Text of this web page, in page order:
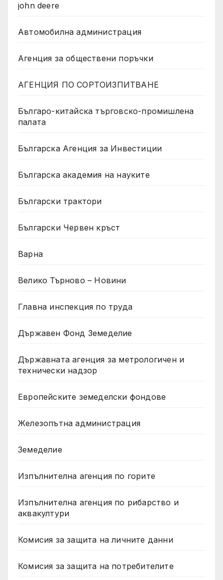
john deere
Автомобилна администрация
Агенция за обществени поръчки
АГЕНЦИЯ ПО СОРТОИЗПИТВАНЕ
Българо-китайска търговско-промишлена
палата
Българска Агенция за Инвестиции
Българска академия на науките
Български трактори
Български Червен кръст
Варна
Велико Търново – Новини
Главна инспекция по труда
Държавен Фонд Земеделие
Държавната агенция за метрологичен и
технически надзор
Европейските земеделски фондове
Железопътна администрация
Земеделие
Изпълнителна агенция по горите
Изпълнителна агенция по рибарство и
аквакултури
Комисия за защита на личните данни
Комисия за защита на потребителите